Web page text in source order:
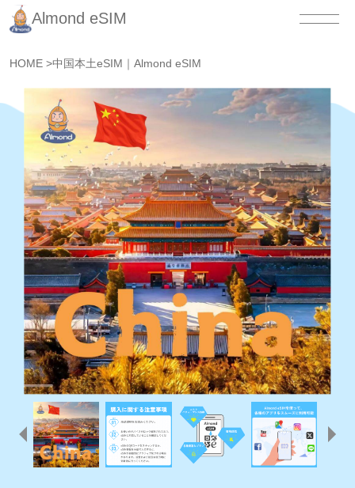
Almond eSIM
HOME >中国本土eSIM｜Almond eSIM